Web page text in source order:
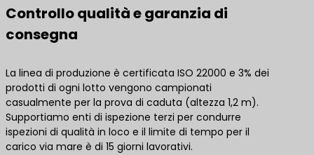
Controllo qualità e garanzia di
consegna
La linea di produzione è certificata ISO 22000 e 3% dei
prodotti di ogni lotto vengono campionati
casualmente per la prova di caduta (altezza 1,2 m).
Supportiamo enti di ispezione terzi per condurre
ispezioni di qualità in loco e il limite di tempo per il
carico via mare è di 15 giorni lavorativi.